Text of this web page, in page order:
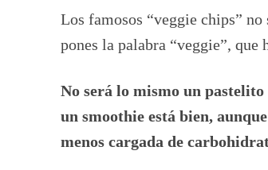
Los famosos “veggie chips”
pones la palabra “veggie”, que
No será lo mismo un
un smoothie está bien,
menos cargada de